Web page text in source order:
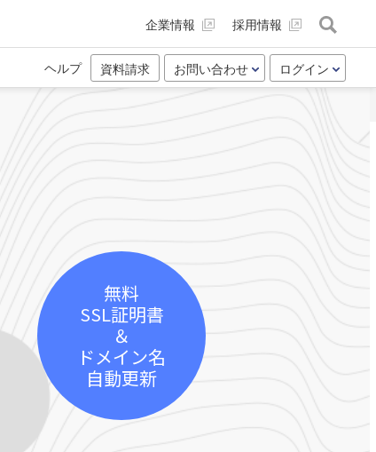
企業情報 採用情報
ヘルプ 資料請求 お問い合わせ ログイン
無料
SSL証明書
＆
ドメイン名
自動更新